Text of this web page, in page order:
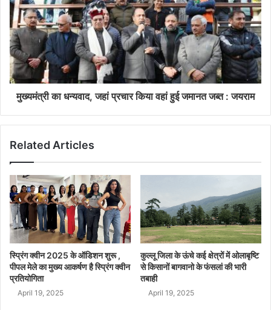
मुख्यमंत्री का धन्यवाद, जहां प्रचार किया वहां हुई जमानत जब्त : जयराम
Related Articles
स्प्रिंग क्वीन 2025 के ऑडिशन शुरू ,
पीपल मेले का मुख्य आकर्षण है स्प्रिंग क्वीन
प्रतियोगिता
April 19, 2025
कुल्लू जिला के ऊंचे कई क्षेत्रों में ओलाबृष्टि
से किसानों बागवानो के फंसलां की भारी
तबाही
April 19, 2025